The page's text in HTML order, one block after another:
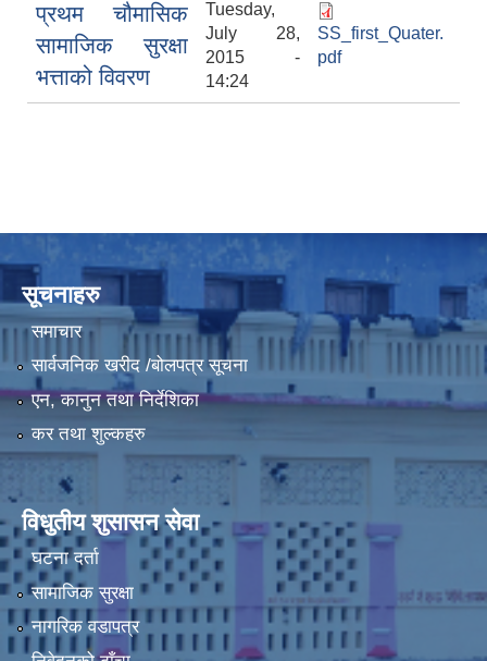
प्रथम चौमासिक
सामाजिक सुरक्षा
भत्ताको विवरण
Tuesday,
July 28,
2015 -
14:24
SS_first_Quater.
pdf
सूचनाहरु
समाचार
सार्वजनिक खरीद /बोलपत्र सूचना
एन, कानुन तथा निर्देशिका
कर तथा शुल्कहरु
विधुतीय शुसासन सेवा
घटना दर्ता
सामाजिक सुरक्षा
नागरिक वडापत्र